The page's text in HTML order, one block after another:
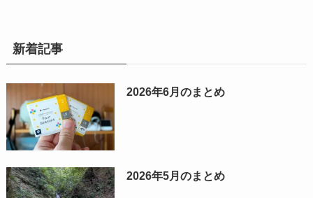
新着記事
2026年6月のまとめ
2026年5月のまとめ